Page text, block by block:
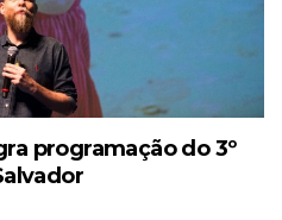
programação do 3º